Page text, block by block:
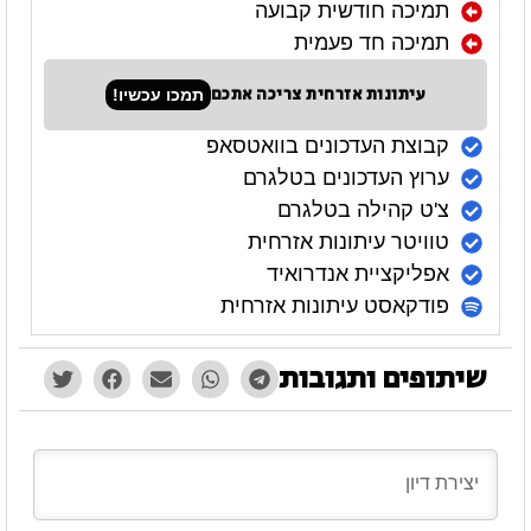
תמיכה חודשית קבועה
תמיכה חד פעמית
עיתונות אזרחית צריכה אתכם תמכו עכשיו!
קבוצת העדכונים בוואטסאפ
ערוץ העדכונים בטלגרם
צ'ט קהילה בטלגרם
טוויטר עיתונות אזרחית
אפליקציית אנדרואיד
פודקאסט עיתונות אזרחית
שיתופים ותגובות